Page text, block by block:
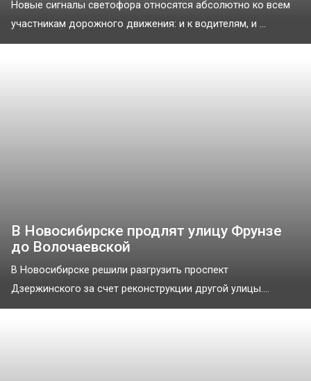
Новые сигналы светофора относятся абсолютно ко всем
участникам дорожного движения: и к водителям, и ...
В Новосибирске продлят улицу Фрунзе
до Волочаевской
В Новосибирске решили разгрузить проспект
Дзержинского за счет реконструкции другой улицы....